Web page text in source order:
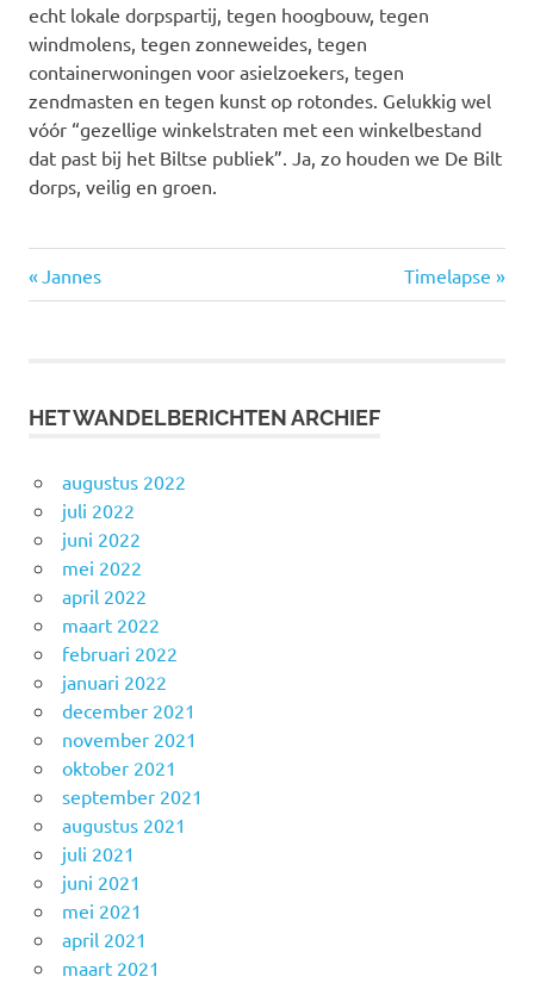
echt lokale dorpspartij, tegen hoogbouw, tegen
windmolens, tegen zonneweides, tegen
containerwoningen voor asielzoekers, tegen
zendmasten en tegen kunst op rotondes. Gelukkig wel
vóór “gezellige winkelstraten met een winkelbestand
dat past bij het Biltse publiek”. Ja, zo houden we De Bilt
dorps, veilig en groen.
Bericht
Vorige
bericht:
Jannes
Volgende
bericht:
Timelapse
HET WANDELBERICHTEN ARCHIEF
augustus 2022
juli 2022
juni 2022
mei 2022
april 2022
maart 2022
februari 2022
januari 2022
december 2021
november 2021
oktober 2021
september 2021
augustus 2021
juli 2021
juni 2021
mei 2021
april 2021
maart 2021